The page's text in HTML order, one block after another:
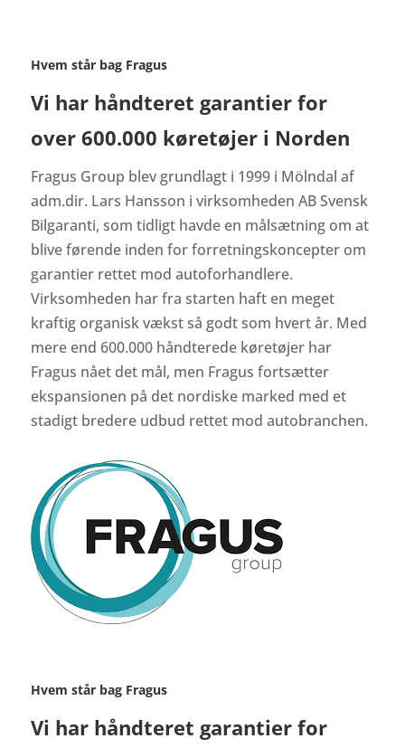
Hvem står bag Fragus
Vi har håndteret garantier for
over 600.000 køretøjer i Norden
Fragus Group blev grundlagt i 1999 i Mölndal af
adm.dir. Lars Hansson i virksomheden AB Svensk
Bilgaranti, som tidligt havde en målsætning om at
blive førende inden for forretningskoncepter om
garantier rettet mod autoforhandlere.
Virksomheden har fra starten haft en meget
kraftig organisk vækst så godt som hvert år. Med
mere end 600.000 håndterede køretøjer har
Fragus nået det mål, men Fragus fortsætter
ekspansionen på det nordiske marked med et
stadigt bredere udbud rettet mod autobranchen.
Hvem står bag Fragus
Vi har håndteret garantier for